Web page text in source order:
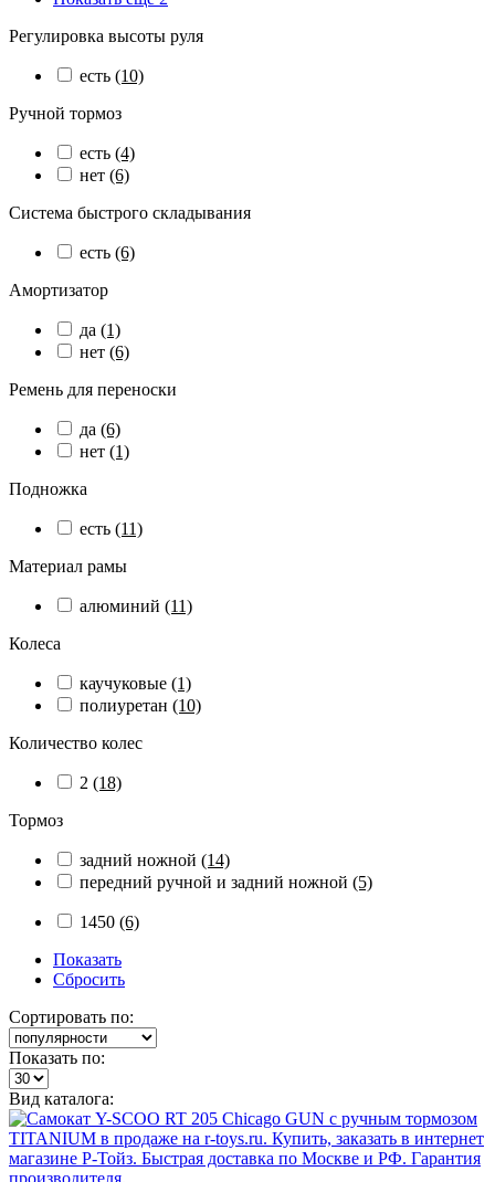
Регулировка высоты руля
есть (10)
Ручной тормоз
есть (4)
нет (6)
Система быстрого складывания
есть (6)
Амортизатор
да (1)
нет (6)
Ремень для переноски
да (6)
нет (1)
Подножка
есть (11)
Материал рамы
алюминий (11)
Колеса
каучуковые (1)
полиуретан (10)
Количество колес
2 (18)
Тормоз
задний ножной (14)
передний ручной и задний ножной (5)
1450 (6)
Показать
Сбросить
Сортировать по:
Показать по:
Вид каталога: